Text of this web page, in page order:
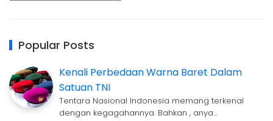
Popular Posts
Kenali Perbedaan Warna Baret Dalam
Satuan TNI
Tentara Nasional Indonesia memang terkenal
dengan kegagahannya. Bahkan , anya…